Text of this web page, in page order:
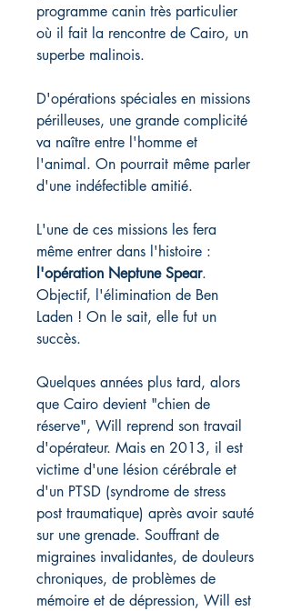
programme canin très particulier
où il fait la rencontre de Cairo, un
superbe malinois.
D'opérations spéciales en missions
périlleuses, une grande complicité
va naître entre l'homme et
l'animal. On pourrait même parler
d'une indéfectible amitié.
L'une de ces missions les fera
même entrer dans l'histoire :
l'opération Neptune Spear.
Objectif, l'élimination de Ben
Laden ! On le sait, elle fut un
succès.
Quelques années plus tard, alors
que Cairo devient "chien de
réserve", Will reprend son travail
d'opérateur. Mais en 2013, il est
victime d'une lésion cérébrale et
d'un PTSD (syndrome de stress
post traumatique) après avoir sauté
sur une grenade. Souffrant de
migraines invalidantes, de douleurs
chroniques, de problèmes de
mémoire et de dépression, Will est